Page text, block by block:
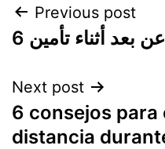
Post
navigation
Previous post
بعد أثناء تأمين
Next post
6 consejos para
distancia